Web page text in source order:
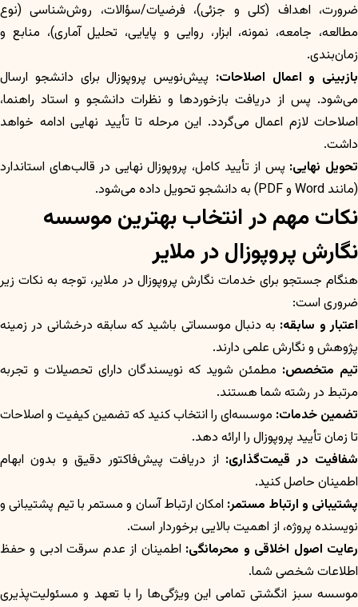
ضرورت، اهداف (کلی و جزئی)، فرضیات/سؤالات، روش‌شناسی (نوع
مطالعه، جامعه، نمونه، ابزار، روایی و پایایی، تحلیل آماری)، منابع و
زمان‌بندی.
بازبینی و اعمال اصلاحات: پیش‌نویس پروپوزال برای دانشجو ارسال
می‌شود. پس از دریافت بازخوردها و نظرات دانشجو و استاد راهنما،
اصلاحات لازم اعمال می‌گردد. این مرحله تا تأیید نهایی ادامه خواهد
داشت.
تحویل نهایی: پس از تأیید کامل، پروپوزال نهایی در قالب‌های استاندارد
(مانند Word و PDF) به دانشجو تحویل داده می‌شود.
نکات مهم در انتخاب بهترین موسسه
نگارش پروپوزال در ملایر
هنگام جستجو برای خدمات نگارش پروپوزال در ملایر، توجه به نکات زیر
ضروری است:
اعتبار و سابقه: به دنبال موسساتی باشید که سابقه درخشانی در زمینه
پژوهش و نگارش علمی دارند.
تیم متخصص: مطمئن شوید که نویسندگان دارای تحصیلات و تجربه
مرتبط در رشته شما هستند.
تضمین خدمات: موسسه‌ای را انتخاب کنید که تضمین کیفیت و اصلاحات
تا زمان تأیید پروپوزال را ارائه دهد.
شفافیت در قیمت‌گذاری: از دریافت پیش‌فاکتور دقیق و بدون ابهام
اطمینان حاصل کنید.
پشتیبانی و ارتباط مستمر: امکان ارتباط آسان و مستمر با تیم پشتیبانی و
نویسنده پروژه، از اهمیت بالایی برخوردار است.
رعایت اصول اخلاقی و محرمانگی: اطمینان از عدم سرقت ادبی و حفظ
اطلاعات شخصی شما.
موسسه سبز انگشتی تمامی این ویژگی‌ها را با تعهد و مسئولیت‌پذیری